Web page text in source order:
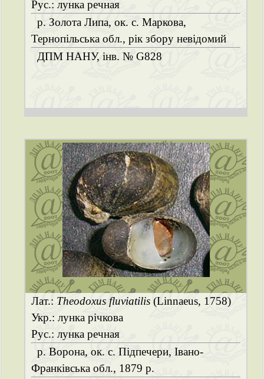
Рус.: лунка речная
р. Золота Липа, ок. с. Маркова,
Тернопільська обл., рік збору невідомий
ДПМ НАНУ, інв. № G828
Лат.: Theodoxus fluviatilis (Linnaeus, 1758)
Укр.: лунка річкова
Рус.: лунка речная
р. Ворона, ок. с. Підпечери, Івано-
Франківська обл., 1879 р.